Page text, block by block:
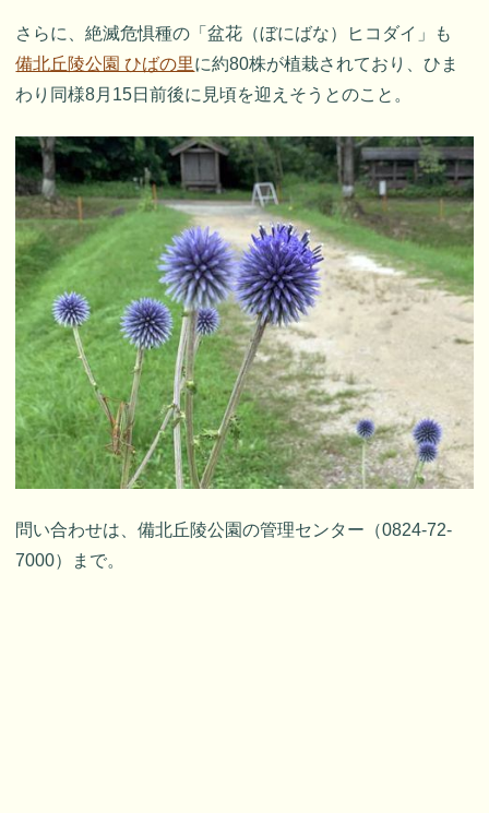
さらに、絶滅危惧種の「盆花（ぼにばな）ヒコダイ」も
備北丘陵公園 ひばの里に約80株が植栽されており、ひま
わり同様8月15日前後に見頃を迎えそうとのこと。
問い合わせは、備北丘陵公園の管理センター（0824-72-
7000）まで。